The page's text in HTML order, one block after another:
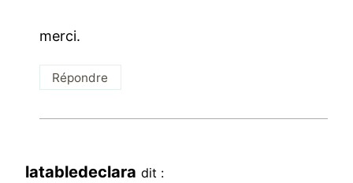
merci.
Répondre
latabledeclara dit :